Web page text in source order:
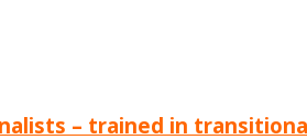
– trained in